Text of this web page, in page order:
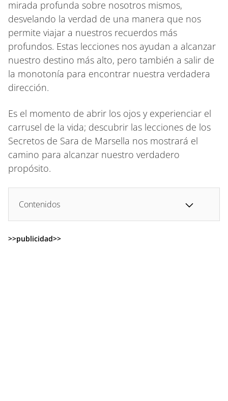
mirada profunda sobre nosotros mismos,
desvelando la verdad de una manera que nos
permite viajar a nuestros recuerdos más
profundos. Estas lecciones nos ayudan a alcanzar
nuestro destino más alto, pero también a salir de
la monotonía para encontrar nuestra verdadera
dirección.
Es el momento de abrir los ojos y experienciar el
carrusel de la vida; descubrir las lecciones de los
Secretos de Sara de Marsella nos mostrará el
camino para alcanzar nuestro verdadero
propósito.
Contenidos
>>publicidad>>